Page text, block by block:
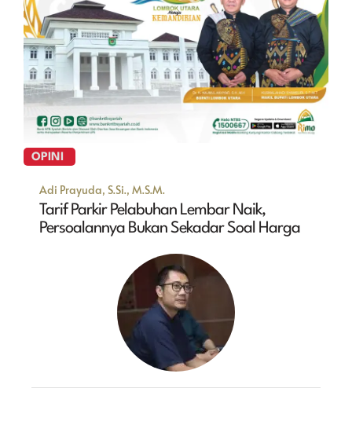
OPINI
Adi Prayuda, S.Si., M.S.M.
Tarif Parkir Pelabuhan Lembar Naik,
Persoalannya Bukan Sekadar Soal Harga